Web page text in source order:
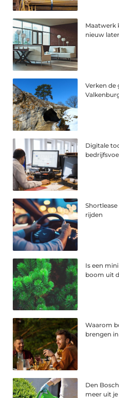
Maatwerk
nieuw
Verken de
Digitale
rijden
Is een
boom uit
Waarom
brengen
Den
meer uit